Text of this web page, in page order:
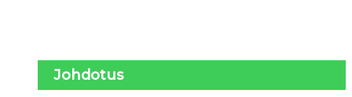
Johdotus